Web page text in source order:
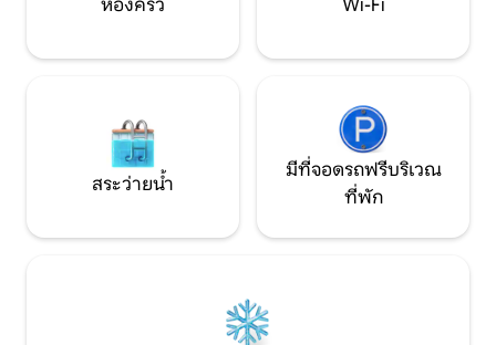
สระว่ายน้ำ
มีที่จอดรถฟรีบริเวณ
ที่พัก